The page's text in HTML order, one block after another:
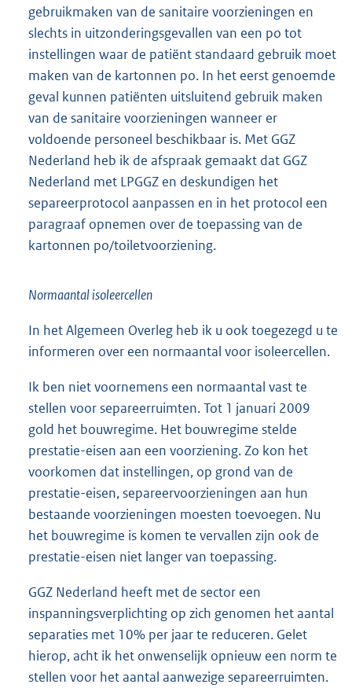
gebruikmaken van de sanitaire voorzieningen en
slechts in uitzonderingsgevallen van een po tot
instellingen waar de patiënt standaard gebruik moet
maken van de kartonnen po. In het eerst genoemde
geval kunnen patiënten uitsluitend gebruik maken
van de sanitaire voorzieningen wanneer er
voldoende personeel beschikbaar is. Met GGZ
Nederland heb ik de afspraak gemaakt dat GGZ
Nederland met LPGGZ en deskundigen het
separeerprotocol aanpassen en in het protocol een
paragraaf opnemen over de toepassing van de
kartonnen po/toiletvoorziening.
Normaantal isoleercellen
In het Algemeen Overleg heb ik u ook toegezegd u te
informeren over een normaantal voor isoleercellen.
Ik ben niet voornemens een normaantal vast te
stellen voor separeerruimten. Tot 1 januari 2009
gold het bouwregime. Het bouwregime stelde
prestatie-eisen aan een voorziening. Zo kon het
voorkomen dat instellingen, op grond van de
prestatie-eisen, separeervoorzieningen aan hun
bestaande voorzieningen moesten toevoegen. Nu
het bouwregime is komen te vervallen zijn ook de
prestatie-eisen niet langer van toepassing.
GGZ Nederland heeft met de sector een
inspanningsverplichting op zich genomen het aantal
separaties met 10% per jaar te reduceren. Gelet
hierop, acht ik het onwenselijk opnieuw een norm te
stellen voor het aantal aanwezige separeerruimten.